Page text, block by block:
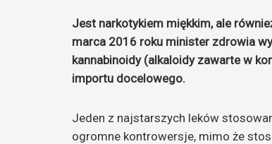
Jest narkotykiem miękkim, ale
marca 2016 roku minister zdrowia
kannabinoidy (alkaloidy zawarte w
importu docelowego.
Jeden z najstarszych leków
ogromne kontrowersje, mimo że